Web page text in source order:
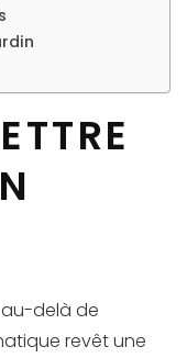
au-delà de
revêt une